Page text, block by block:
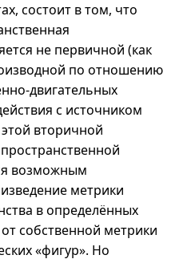
состоит в том, что
не первичной (как
по отношению
двигательных
с источником
вторичной
возможным
метрики
в определённых
собственной метрики
«фигур». Но